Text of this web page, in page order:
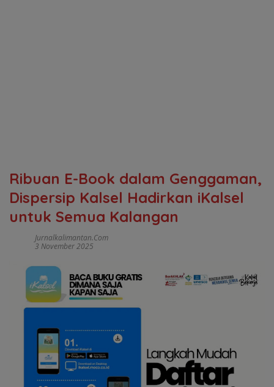
Ribuan E-Book dalam Genggaman,
Dispersip Kalsel Hadirkan iKalsel
untuk Semua Kalangan
Jurnalkalimantan.com
3 November 2025